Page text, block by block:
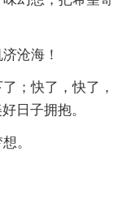
沧海！
；快了，快了，
日子拥抱。
。